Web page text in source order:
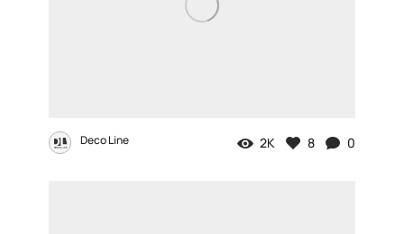
Deco Line 2K 8 0